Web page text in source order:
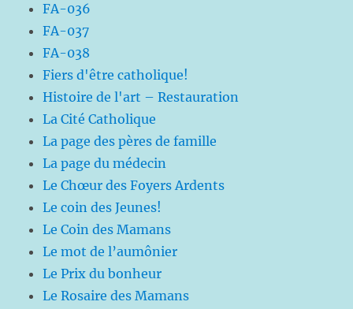
FA-036
FA-037
FA-038
Fiers d'être catholique!
Histoire de l'art – Restauration
La Cité Catholique
La page des pères de famille
La page du médecin
Le Chœur des Foyers Ardents
Le coin des Jeunes!
Le Coin des Mamans
Le mot de l’aumônier
Le Prix du bonheur
Le Rosaire des Mamans